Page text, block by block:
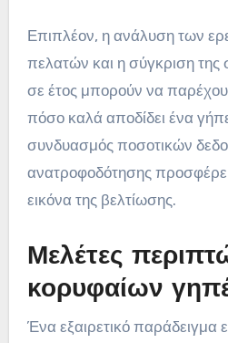
Επιπλέον, η ανάλυση των
πελατών και η σύγκριση της
σε έτος μπορούν να
πόσο καλά αποδίδει ένα
συνδυασμός ποσοτικών
ανατροφοδότησης
εικόνα της βελτίωσης.
Μελέτες
κορυφαίων
Ένα εξαιρετικό παράδειγμα